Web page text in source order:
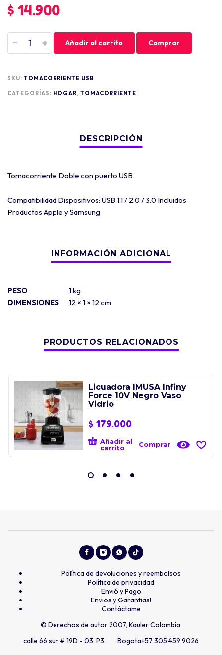
$ 14.900
- + Añadir al carrito Comprar
SKU: TOMACORRIENTE USB
CATEGORÍAS: HOGAR, TOMACORRIENTE
Tomacorriente Doble con puerto USB
Compatibilidad Dispositivos: USB 1.1 / 2.0 / 3.0 Incluidos
Productos Apple y Samsung
PESO
1 kg
DIMENSIONES
12 × 1 × 12 cm
PRODUCTOS RELACIONADOS
Licuadora IMUSA Infiny
Force 10V Negro Vaso
Vidrio
$ 179.000
Añadir al
carrito
Comprar
Política de devoluciones y reembolsos
Política de privacidad
Envió y Pago
Envios y Garantias!
Contáctame
© Derechos de autor 2007, Kauler Colombia
calle 66 sur # 19D - 03 P3 Bogota+57 305 459 9026